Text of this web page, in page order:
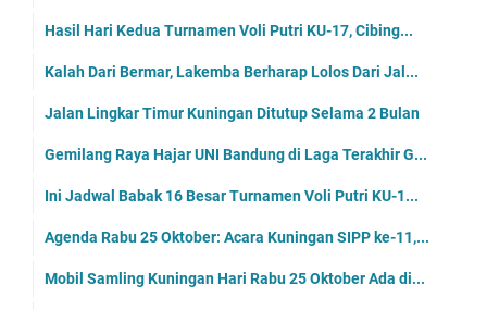
Hasil Hari Kedua Turnamen Voli Putri KU-17, Cibing...
Kalah Dari Bermar, Lakemba Berharap Lolos Dari Jal...
Jalan Lingkar Timur Kuningan Ditutup Selama 2 Bulan
Gemilang Raya Hajar UNI Bandung di Laga Terakhir G...
Ini Jadwal Babak 16 Besar Turnamen Voli Putri KU-1...
Agenda Rabu 25 Oktober: Acara Kuningan SIPP ke-11,...
Mobil Samling Kuningan Hari Rabu 25 Oktober Ada di...